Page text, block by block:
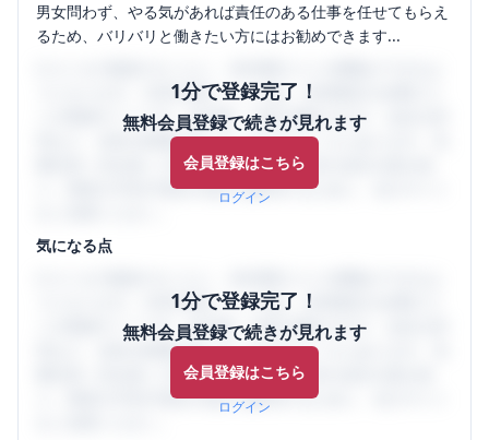
男女問わず、やる気があれば責任のある仕事を任せてもらえ
るため、バリバリと働きたい方にはお勧めできます...
1分で登録完了！
無料会員登録で続きが見れます
会員登録はこちら
ログイン
うになります。SHEHUB(シーハブ)は、女性限定の企業口コ
ミの投稿サイトです。給与面・女性の働きやすさ・会社の評
判など、女性の転職は気にすべき点がたくさんあります。先
輩社員（元社員）の口コミを通して、本当の会社の姿を知
り、将来の不安や現在の悩みを解消するために、ぜひサイト
気になる点
1分で登録完了！
無料会員登録で続きが見れます
会員登録はこちら
ログイン
うになります。SHEHUB(シーハブ)は、女性限定の企業口コ
ミの投稿サイトです。給与面・女性の働きやすさ・会社の評
判など、女性の転職は気にすべき点がたくさんあります。先
輩社員（元社員）の口コミを通して、本当の会社の姿を知
り、将来の不安や現在の悩みを解消するために、ぜひサイト